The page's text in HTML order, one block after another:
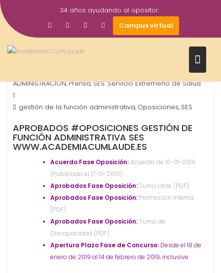
Saltar
al
contenido
34 años ayudando al opositor.
Campus virtual
Ene
2019
academiacumlaudeoposiciones
ADMINISTRACIÓN,Prensa,SES. Servicio Extremeño de Salud
1
gestión de la función administrativa, Oposiciones, SES
APROBADOS #OPOSICIONES GESTIÓN DE
FUNCIÓN ADMINISTRATIVA SES
WWW.ACADEMIACUMLAUDE.ES
Acuerdo Fase Oposición:Acuerdo de 16-01-2019
(Publicado el 17-01-2019)
Aprobados Fase Oposición: Turno Libre (PDF)
Aprobados Fase Oposición: Promoción Interna
(PDF)
Aprobados Fase Oposición: Turno de
Discapacidad (PDF)
Apertura Plazo Fase de Concurso: Desde el 18 de
enero de 2019 al 14 de febrero de 2019, inclusive